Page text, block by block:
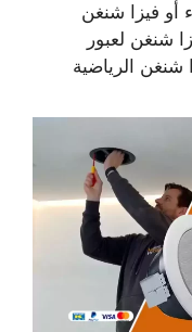
أو فيزا شنغن
شنغن لعبور
شنغن الرياضية